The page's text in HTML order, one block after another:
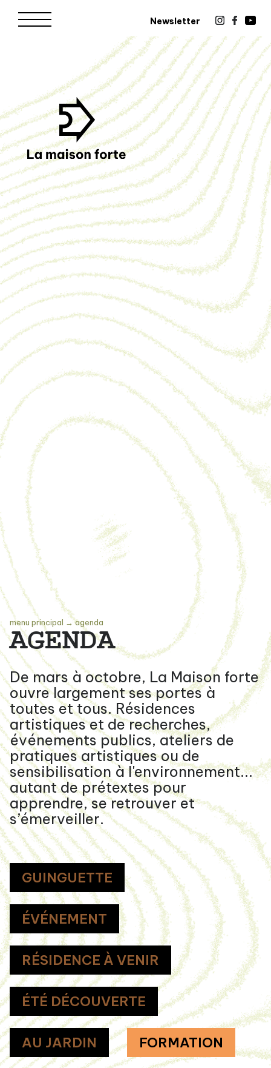
Newsletter
menu principal →agenda
AGENDA
De mars à octobre, La Maison forte
ouvre largement ses portes à
toutes et tous. Résidences
artistiques et de recherches,
événements publics, ateliers de
pratiques artistiques ou de
sensibilisation à l'environnement...
autant de prétextes pour
apprendre, se retrouver et
s’émerveiller.
GUINGUETTE
ÉVÉNEMENT
RÉSIDENCE À VENIR
ÉTÉ DÉCOUVERTE
AU JARDIN FORMATION